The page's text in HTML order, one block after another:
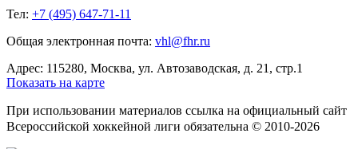
Тел: +7 (495) 647-71-11
Общая электронная почта: vhl@fhr.ru
Адрес: 115280, Москва, ул. Автозаводская, д. 21, стр.1
Показать на карте
При использовании материалов ссылка на официальный сайт
Всероссийской хоккейной лиги обязательна © 2010-2026